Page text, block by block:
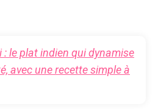
: le plat indien qui dynamise
avec une recette simple à